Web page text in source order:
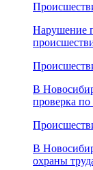
Нарушение
В
проверка
В
охраны